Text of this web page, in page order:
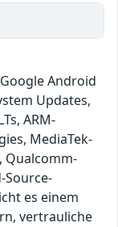
Android
Updates,
ARM-
MediaTek-
Qualcomm-
Source-
es einem
vertrauliche